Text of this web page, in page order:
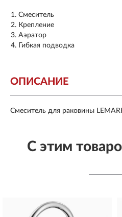
Смеситель
Крепление
Аэратор
Гибкая подводка
ОПИСАНИЕ
Смеситель для раковины
С этим